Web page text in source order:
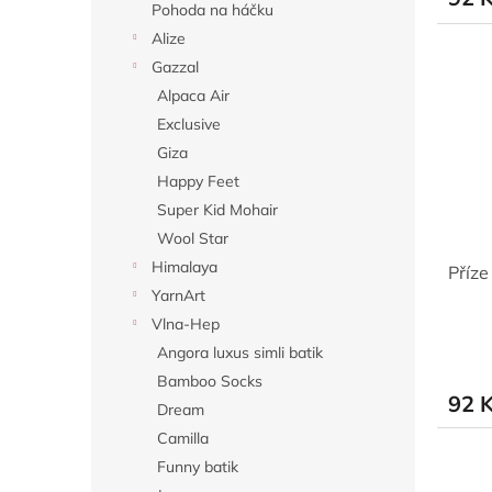
Pohoda na háčku
Alize
Gazzal
Alpaca Air
Exclusive
Giza
Happy Feet
Super Kid Mohair
Wool Star
Himalaya
YarnArt
Vlna-Hep
Angora luxus simli batik
Bamboo Socks
Dream
Camilla
Funny batik
92